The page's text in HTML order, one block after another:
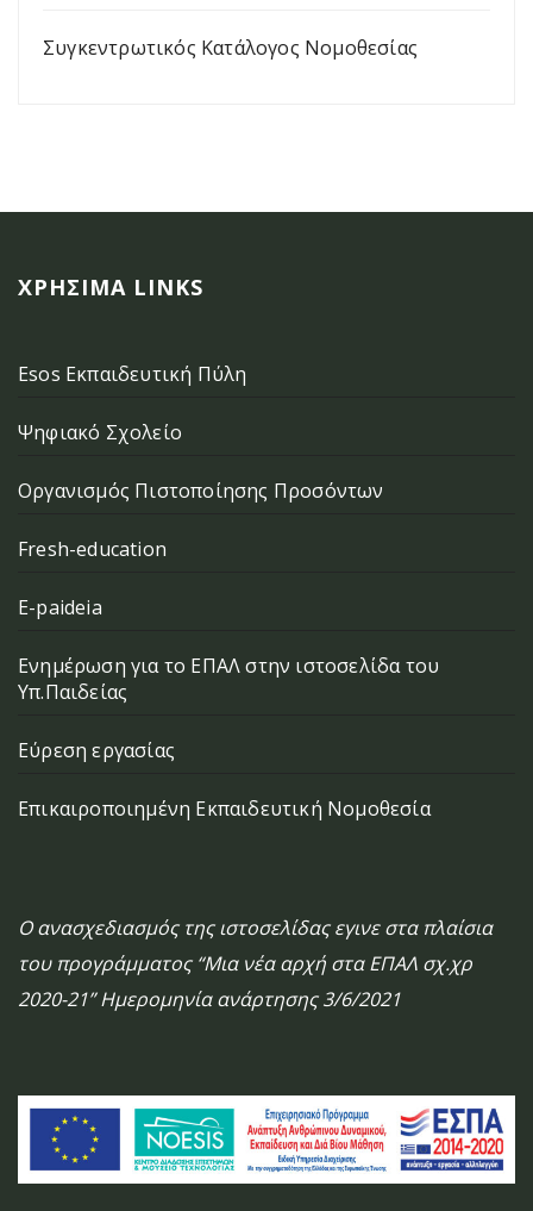
Συγκεντρωτικός Κατάλογος Νομοθεσίας
ΧΡΉΣΙΜΑ LINKS
Esos Εκπαιδευτική Πύλη
Ψηφιακό Σχολείο
Οργανισμός Πιστοποίησης Προσόντων
Fresh-education
E-paideia
Ενημέρωση για το ΕΠΑΛ στην ιστοσελίδα του
Υπ.Παιδείας
Εύρεση εργασίας
Επικαιροποιημένη Εκπαιδευτική Νομοθεσία
Ο ανασχεδιασμός της ιστοσελίδας εγινε στα πλαίσια
του προγράμματος “Μια νέα αρχή στα ΕΠΑΛ σχ.χρ
2020-21” Ημερομηνία ανάρτησης 3/6/2021